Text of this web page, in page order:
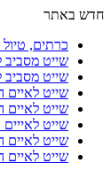
חדש באתר
כרתים,
שייט מסביב
שייט מסביב לאיים
שייט לאיים הבריטיים
שייט לאיים הבריטיים –
שייט לאייים
שייט לאיים הבריטיים – יום
שייט לאיים הבריטיים